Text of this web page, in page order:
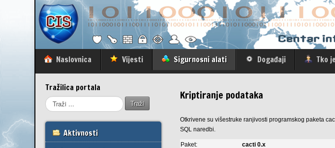
Naslovnica Vijesti Sigurnosni alati Događaji Tko
Kriptiranje podataka
Otkrivene su višestruke ranjivosti programskog paketa
SQL naredbi.
Paket:
cacti 0.x
Tražilica portala
Traži
Aktivnosti